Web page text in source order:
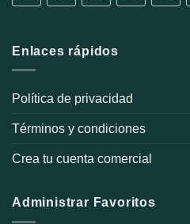
producto
Enlaces rápidos
Política de privacidad
Términos y condiciones
Crea tu cuenta comercial
Administrar Favoritos